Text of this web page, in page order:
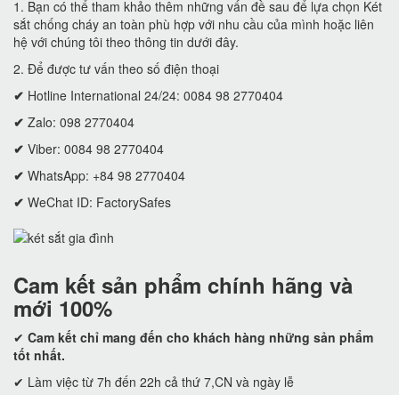
1. Bạn có thể tham khảo thêm những vấn đề sau để lựa chọn Két
sắt chống cháy an toàn phù hợp với nhu cầu của mình hoặc liên
hệ với chúng tôi theo thông tin dưới đây.
2. Để được tư vấn theo số điện thoại
✔ Hotline International 24/24: 0084 98 2770404
✔ Zalo: 098 2770404
✔ Viber: 0084 98 2770404
✔ WhatsApp: +84 98 2770404
✔ WeChat ID: FactorySafes
Cam kết sản phẩm chính hãng và
mới 100%
✔ Cam kết chỉ mang đến cho khách hàng những sản phẩm
tốt nhất.
✔ Làm việc từ 7h đến 22h cả thứ 7,CN và ngày lễ